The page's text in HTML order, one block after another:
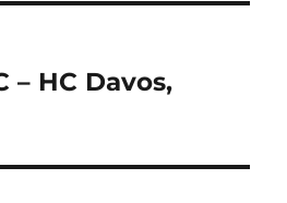
– HC Davos,